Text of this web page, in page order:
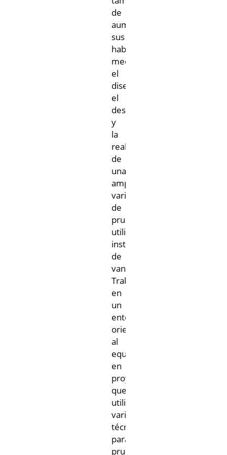
de
aumentar
sus
habilidades
mediante
el
diseño,
el
desarrollo
y
la
realización
de
una
amplia
variedad
de
pruebas
utilizando
instrumentos
de
vanguardia.
Trabajará
en
un
entorno
orientado
al
equipo,
en
proyectos
que
utilizan
varias
técnicas
para
pruebas